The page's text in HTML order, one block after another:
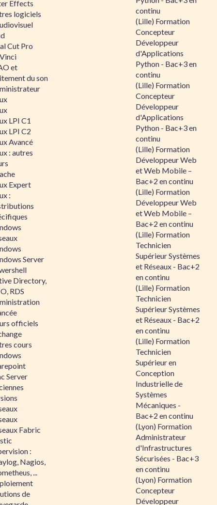
Effects
logiciels
Cut Pro
et
du son
LPI C1
LPI C2
Avancé
: autres
Expert
:
Server
Directory,
RDS
officiels
cours
Server
Fabric
:
Nagios,
...
de
continu
(Lille) Formation
Concepteur
Développeur
d'Applications
Python - Bac+3 en
continu
(Lille) Formation
Concepteur
Développeur
d'Applications
Python - Bac+3 en
continu
(Lille) Formation
Développeur Web
et Web Mobile –
Bac+2 en continu
(Lille) Formation
Développeur Web
et Web Mobile –
Bac+2 en continu
(Lille) Formation
Technicien
Supérieur Systèmes
et Réseaux - Bac+2
en continu
(Lille) Formation
Technicien
Supérieur Systèmes
et Réseaux - Bac+2
en continu
(Lille) Formation
Technicien
Supérieur en
Conception
Industrielle de
Systèmes
Mécaniques -
Bac+2 en continu
(Lyon) Formation
Administrateur
d'Infrastructures
Sécurisées - Bac+3
en continu
(Lyon) Formation
Concepteur
Développeur